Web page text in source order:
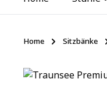
Home Sitzbänke
Bildergalerie